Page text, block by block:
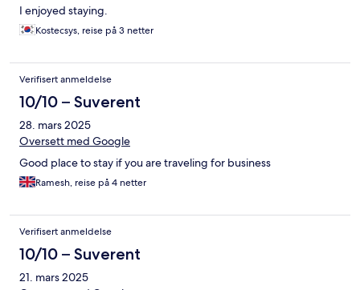
I enjoyed staying.
Kostecsys, reise på 3 netter
Verifisert anmeldelse
10/10 – Suverent
28. mars 2025
Oversett med Google
Good place to stay if you are traveling for business
Ramesh, reise på 4 netter
Verifisert anmeldelse
10/10 – Suverent
21. mars 2025